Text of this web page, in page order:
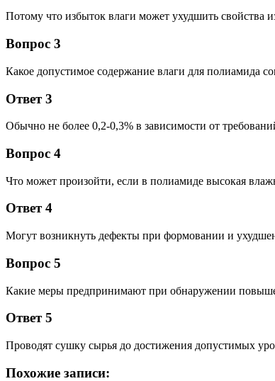
Потому что избыток влаги может ухудшить свойства
Вопрос 3
Какое допустимое содержание влаги для полиамида
Ответ 3
Обычно не более 0,2-0,3% в зависимости от
Вопрос 4
Что может произойти, если в полиамиде высокая
Ответ 4
Могут возникнуть дефекты при формовании и
Вопрос 5
Какие меры предпринимают при обнаружении
Ответ 5
Проводят сушку сырья до достижения допустимых
Похожие записи: